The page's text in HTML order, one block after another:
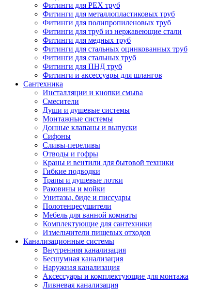
Фитинги для PEX труб
Фитинги для металлопластиковых труб
Фитинги для полипропиленовых труб
Фитинги для труб из нержавеющие стали
Фитинги для медных труб
Фитинги для стальных оцинкованных труб
Фитинги для стальных труб
Фитинги для ПНД труб
Фитинги и аксессуары для шлангов
Сантехника
Инсталляции и кнопки смыва
Смесители
Души и душевые системы
Монтажные системы
Донные клапаны и выпуски
Сифоны
Сливы-переливы
Отводы и гофры
Краны и вентили для бытовой техники
Гибкие подводки
Трапы и душевые лотки
Раковины и мойки
Унитазы, биде и писсуары
Полотенцесушители
Мебель для ванной комнаты
Комплектующие для сантехники
Измельчители пищевых отходов
Канализационные системы
Внутренняя канализация
Бесшумная канализация
Наружная канализация
Аксессуары и комплектующие для монтажа
Ливневая канализация